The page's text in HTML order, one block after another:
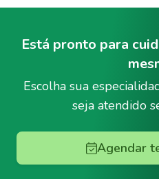
Está pronto para
Escolha sua
seja atendido
Agendar